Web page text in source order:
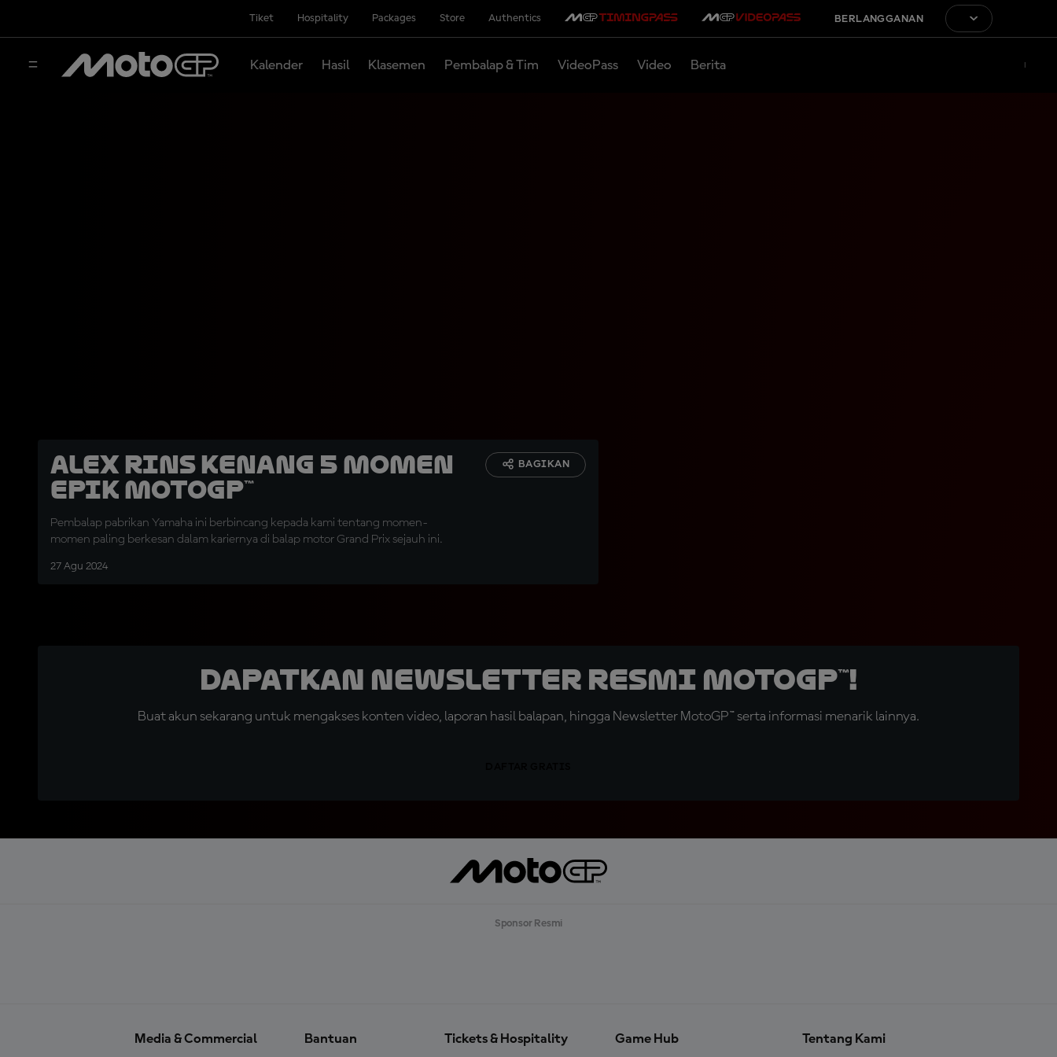
Tiket Hospitality Packages Store Authentics BERLANGGANAN
Kalender Hasil Klasemen Pembalap & Tim VideoPass Video Berita
Alex Rins Kenang 5 Momen
Epik MotoGP™
Pembalap pabrikan Yamaha ini berbincang kepada kami tentang momen-
momen paling berkesan dalam kariernya di balap motor Grand Prix sejauh ini.
27 Agu 2024
BAGIKAN
Dapatkan Newsletter Resmi MotoGP™!
Buat akun sekarang untuk mengakses konten video, laporan hasil balapan, hingga Newsletter MotoGP™ serta informasi menarik lainnya.
Sponsor Resmi
Media & Commercial Bantuan Tickets & Hospitality Game Hub Tentang Kami